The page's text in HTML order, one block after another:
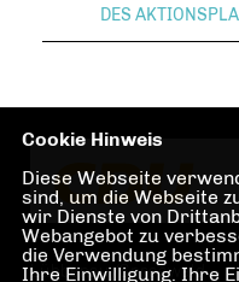
DES
Lübbenau/Spreewald
Cookie Hinweis
Diese Webseite
sind, um die Webseite
wir Dienste von
Webangebot zu
die Verwendung
Ihre Einwilligung. Ihre